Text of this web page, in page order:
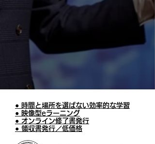
● 時間と場所を選ばない効率的な学習
● 映像型eラーニング
● オンライン修了書発行
● 領収書発行／低価格